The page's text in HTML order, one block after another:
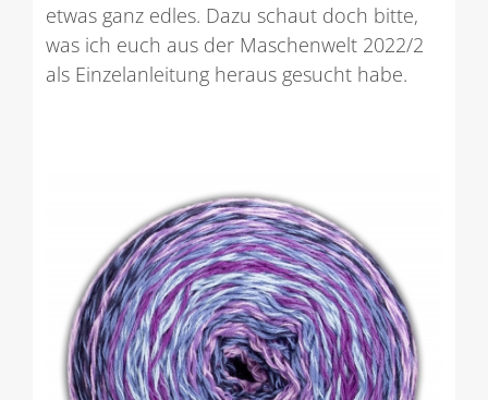
etwas ganz edles. Dazu schaut doch bitte,
was ich euch aus der Maschenwelt 2022/2
als Einzelanleitung heraus gesucht habe.